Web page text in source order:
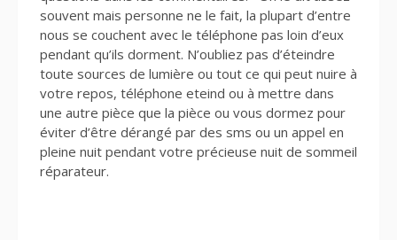
souvent mais personne ne le fait, la plupart d’entre
nous se couchent avec le téléphone pas loin d’eux
pendant qu’ils dorment. N’oubliez pas d’éteindre
toute sources de lumière ou tout ce qui peut nuire à
votre repos, téléphone eteind ou à mettre dans
une autre pièce que la pièce ou vous dormez pour
éviter d’être dérangé par des sms ou un appel en
pleine nuit pendant votre précieuse nuit de sommeil
réparateur.